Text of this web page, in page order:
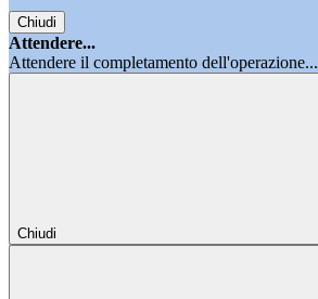
Chiudi
Attendere...
Attendere il completamento dell'operazione...
Chiudi